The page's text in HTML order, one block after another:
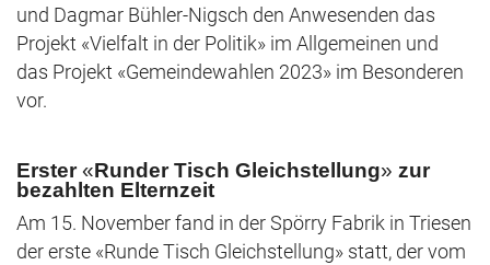
und Dagmar Bühler-Nigsch den Anwesenden das
Projekt «Vielfalt in der Politik» im Allgemeinen und
das Projekt «Gemeindewahlen 2023» im Besonderen
vor.
Erster«Runder Tisch Gleichstellung» zur
bezahlten Elternzeit
Am 15. November fand in der Spörry Fabrik in Triesen
der erste «Runde Tisch Gleichstellung» statt, der vom